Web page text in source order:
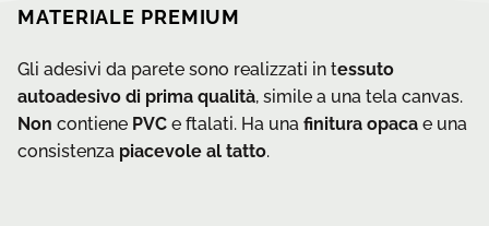
MATERIALE PREMIUM
Gli adesivi da parete sono realizzati in tessuto
autoadesivo di prima qualità, simile a una tela canvas.
Non contiene PVC e ftalati. Ha una finitura opaca e una
consistenza piacevole al tatto.